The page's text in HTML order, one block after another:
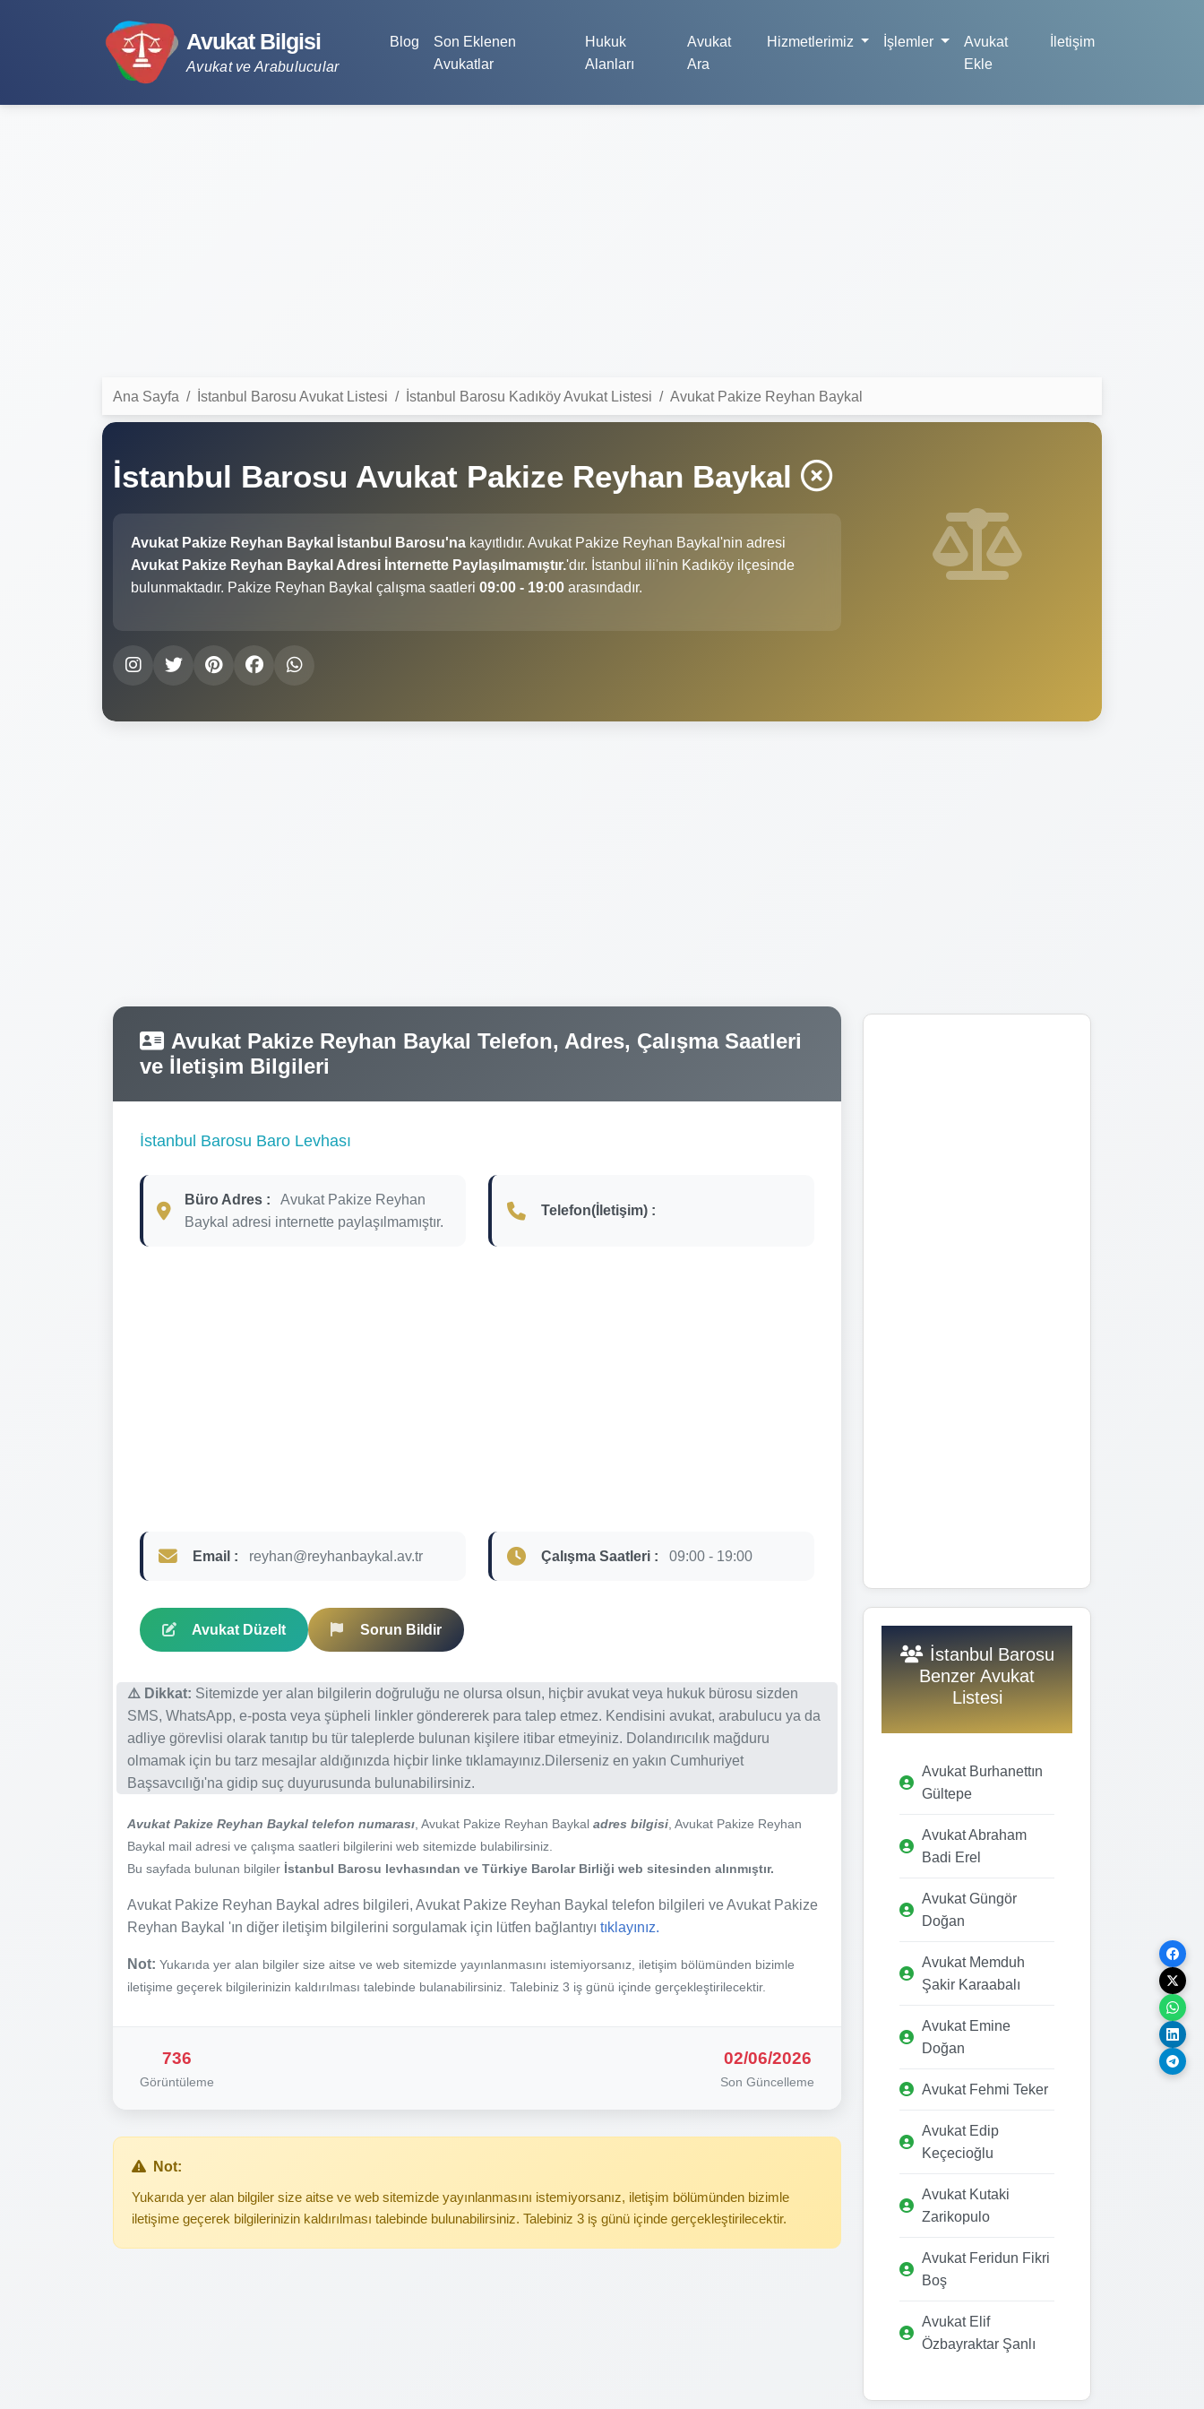
Avukat Bilgisi
Avukat ve Arabulucular
Blog
Son Eklenen
Avukatlar
Hukuk
Alanları
Avukat
Ara
Hizmetlerimiz İşlemler
Avukat
Ekle
İletişim
Ana Sayfa İstanbul Barosu Avukat Listesi İstanbul Barosu Kadıköy Avukat Listesi Avukat Pakize Reyhan Baykal
İstanbul Barosu Avukat Pakize Reyhan Baykal
Avukat Pakize Reyhan Baykal İstanbul Barosu'na kayıtlıdır. Avukat Pakize Reyhan Baykal'nin adresi
Avukat Pakize Reyhan Baykal Adresi İnternette Paylaşılmamıştır.'dır. İstanbul ili'nin Kadıköy ilçesinde
bulunmaktadır. Pakize Reyhan Baykal çalışma saatleri 09:00 - 19:00 arasındadır.
Avukat Pakize Reyhan Baykal Telefon, Adres, Çalışma Saatleri
ve İletişim Bilgileri
İstanbul Barosu Baro Levhası
Büro Adres :
Avukat Pakize Reyhan
Baykal adresi internette paylaşılmamıştır.
Telefon(İletişim) :
Email : reyhan@reyhanbaykal.av.tr Çalışma Saatleri : 09:00 - 19:00
Avukat Düzelt Sorun Bildir
⚠️ Dikkat: Sitemizde yer alan bilgilerin doğruluğu ne olursa olsun, hiçbir avukat veya hukuk bürosu sizden
SMS, WhatsApp, e-posta veya şüpheli linkler göndererek para talep etmez. Kendisini avukat, arabulucu ya da
adliye görevlisi olarak tanıtıp bu tür taleplerde bulunan kişilere itibar etmeyiniz. Dolandırıcılık mağduru
olmamak için bu tarz mesajlar aldığınızda hiçbir linke tıklamayınız.Dilerseniz en yakın Cumhuriyet
Başsavcılığı'na gidip suç duyurusunda bulunabilirsiniz.
Avukat Pakize Reyhan Baykal telefon numarası , Avukat Pakize Reyhan Baykal adres bilgisi , Avukat Pakize Reyhan
Baykal mail adresi ve çalışma saatleri bilgilerini web sitemizde bulabilirsiniz.
Bu sayfada bulunan bilgiler İstanbul Barosu levhasından ve Türkiye Barolar Birliği web sitesinden alınmıştır.
Avukat Pakize Reyhan Baykal adres bilgileri, Avukat Pakize Reyhan Baykal telefon bilgileri ve Avukat Pakize
Reyhan Baykal 'ın diğer iletişim bilgilerini sorgulamak için lütfen bağlantıyı tıklayınız.
Not: Yukarıda yer alan bilgiler size aitse ve web sitemizde yayınlanmasını istemiyorsanız, iletişim bölümünden bizimle
iletişime geçerek bilgilerinizin kaldırılması talebinde bulanabilirsiniz. Talebiniz 3 iş günü içinde gerçekleştirilecektir.
736
Görüntüleme
02/06/2026
Son Güncelleme
Not:
Yukarıda yer alan bilgiler size aitse ve web sitemizde yayınlanmasını istemiyorsanız, iletişim bölümünden bizimle
iletişime geçerek bilgilerinizin kaldırılması talebinde bulunabilirsiniz. Talebiniz 3 iş günü içinde gerçekleştirilecektir.
İstanbul Barosu
Benzer Avukat
Listesi
Avukat Burhanettın
Gültepe
Avukat Abraham
Badi Erel
Avukat Güngör
Doğan
Avukat Memduh
Şakir Karaabalı
Avukat Emine
Doğan
Avukat Fehmi Teker
Avukat Edip
Keçecioğlu
Avukat Kutaki
Zarikopulo
Avukat Feridun Fikri
Boş
Avukat Elif
Özbayraktar Şanlı